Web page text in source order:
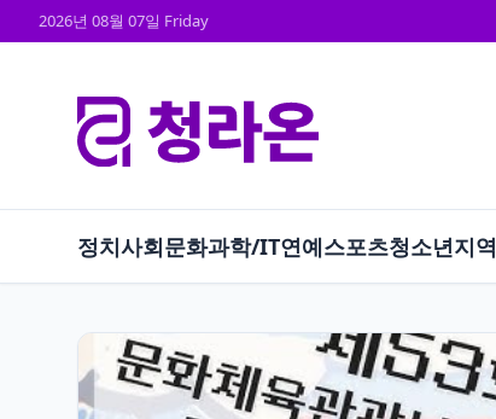
2026년 08월 07일 Friday
정치사회문화과학/IT연예스포츠청소년지역